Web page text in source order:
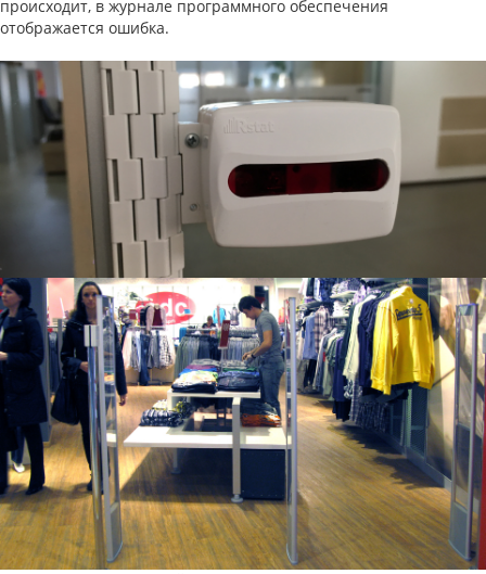
происходит, в журнале программного обеспечения
отображается ошибка.